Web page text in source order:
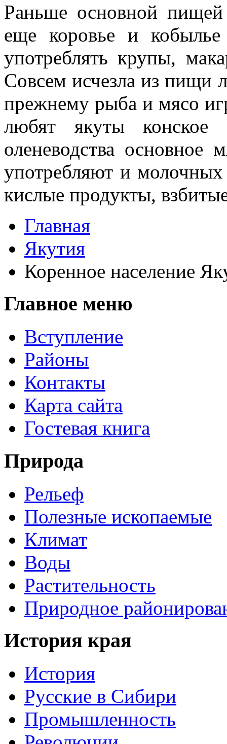
Раньше основной
еще коровье и
употреблять крупы,
Совсем исчезла из пищи
прежнему рыба и мясо
любят якуты конское
оленеводства основное
употребляют и
кислые про­дукты,
Главная
Якутия
Коренное население
Главное меню
Вступление
Районы
Контакты
Карта сайта
Гостевая книга
Природа
Рельеф
Полезные ископаемые
Климат
Воды
Растительность
Природное
История края
История
Русские в Сибири
Промышленность